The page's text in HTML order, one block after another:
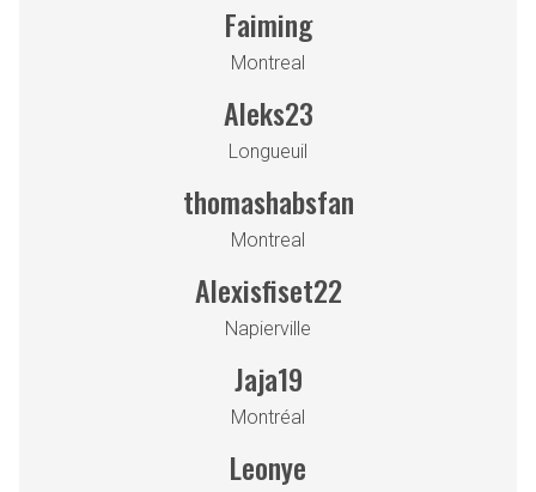
Faiming
Montreal
Aleks23
Longueuil
thomashabsfan
Montreal
Alexisfiset22
Napierville
Jaja19
Montréal
Leonye